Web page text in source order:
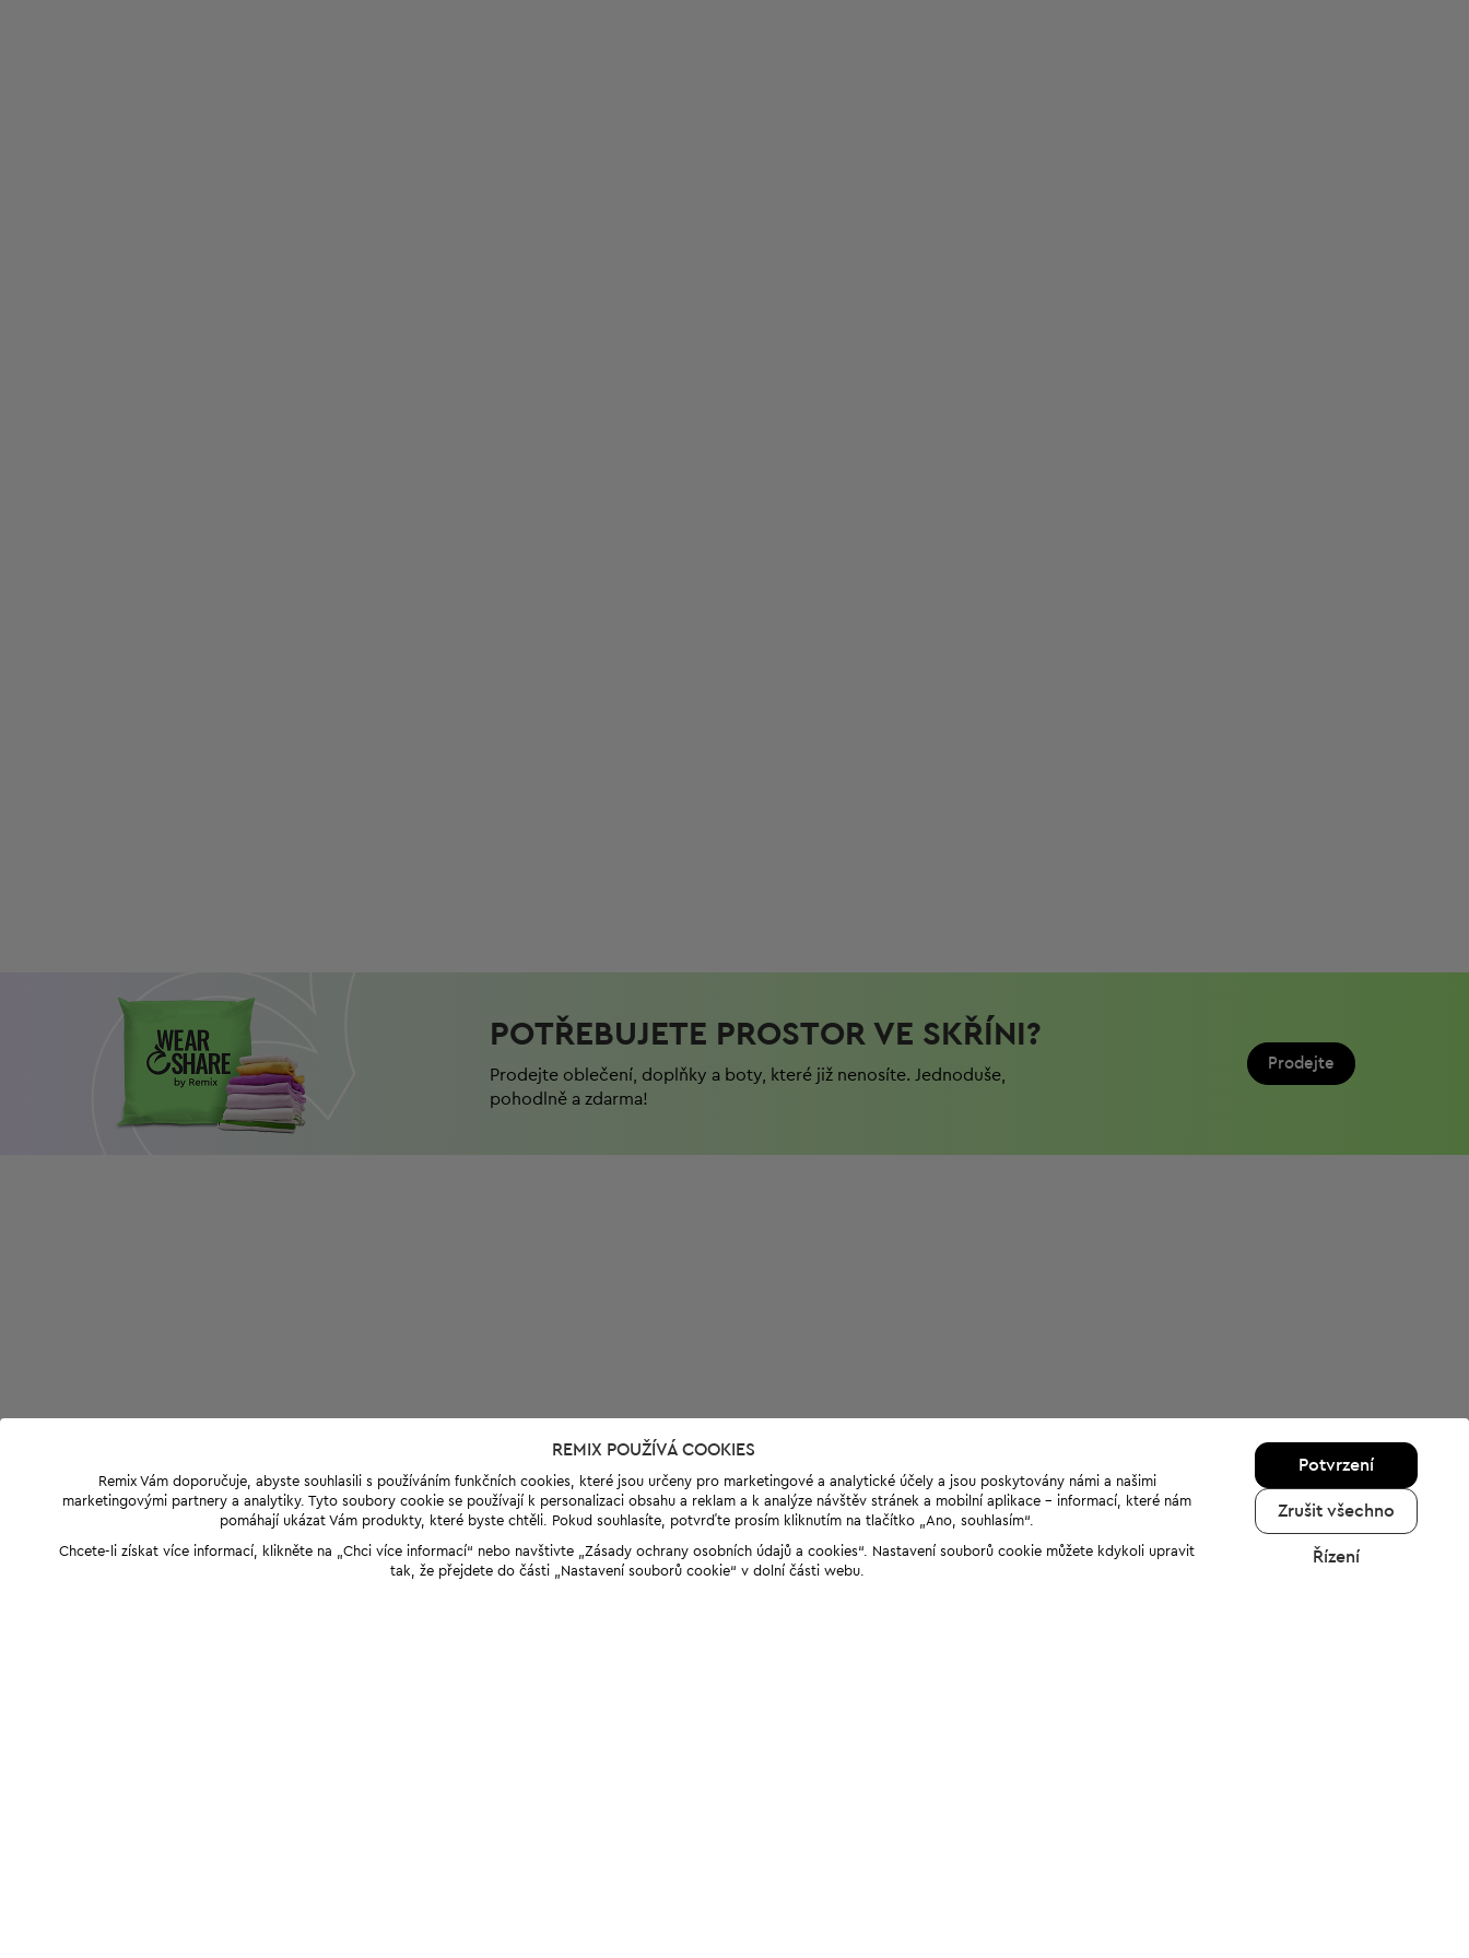
POTŘEBUJETE PROSTOR VE SKŘÍNI?
Prodejte oblečení, doplňky a boty, které již nenosíte. Jednoduše,
pohodlně a zdarma!
Prodejte
REMIX POUŽÍVÁ COOKIES
Remix Vám doporučuje, abyste souhlasili s používáním funkčních cookies, které jsou určeny pro marketingové a analytické účely a jsou poskytovány námi a našimi
marketingovými partnery a analytiky. Tyto soubory cookie se používají k personalizaci obsahu a reklam a k analýze návštěv stránek a mobilní aplikace - informací, které nám
pomáhají ukázat Vám produkty, které byste chtěli. Pokud souhlasíte, potvrďte prosím kliknutím na tlačítko „Ano, souhlasím“.
Chcete-li získat více informací, klikněte na „Chci více informací“ nebo navštivte „Zásady ochrany osobních údajů a cookies“. Nastavení souborů cookie můžete kdykoli upravit
tak, že přejdete do části „Nastavení souborů cookie“ v dolní části webu.
Potvrzení
Zrušit všechno
Řízení